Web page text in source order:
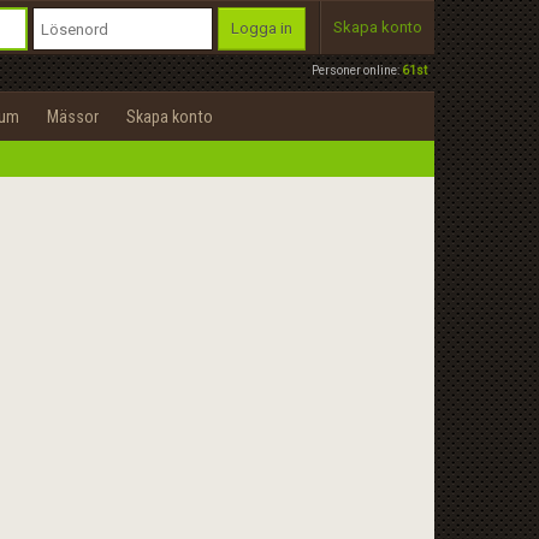
Personer online:61st
Logga in Skapa konto
Mässor Skapa konto